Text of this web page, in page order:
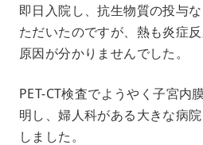
即日入院し、抗生物質の投与
ただいたのですが、熱も炎症反
原因が分かりませんでした。
PET-CT検査でようやく子宮内
明し、婦人科がある大きな病
しました。